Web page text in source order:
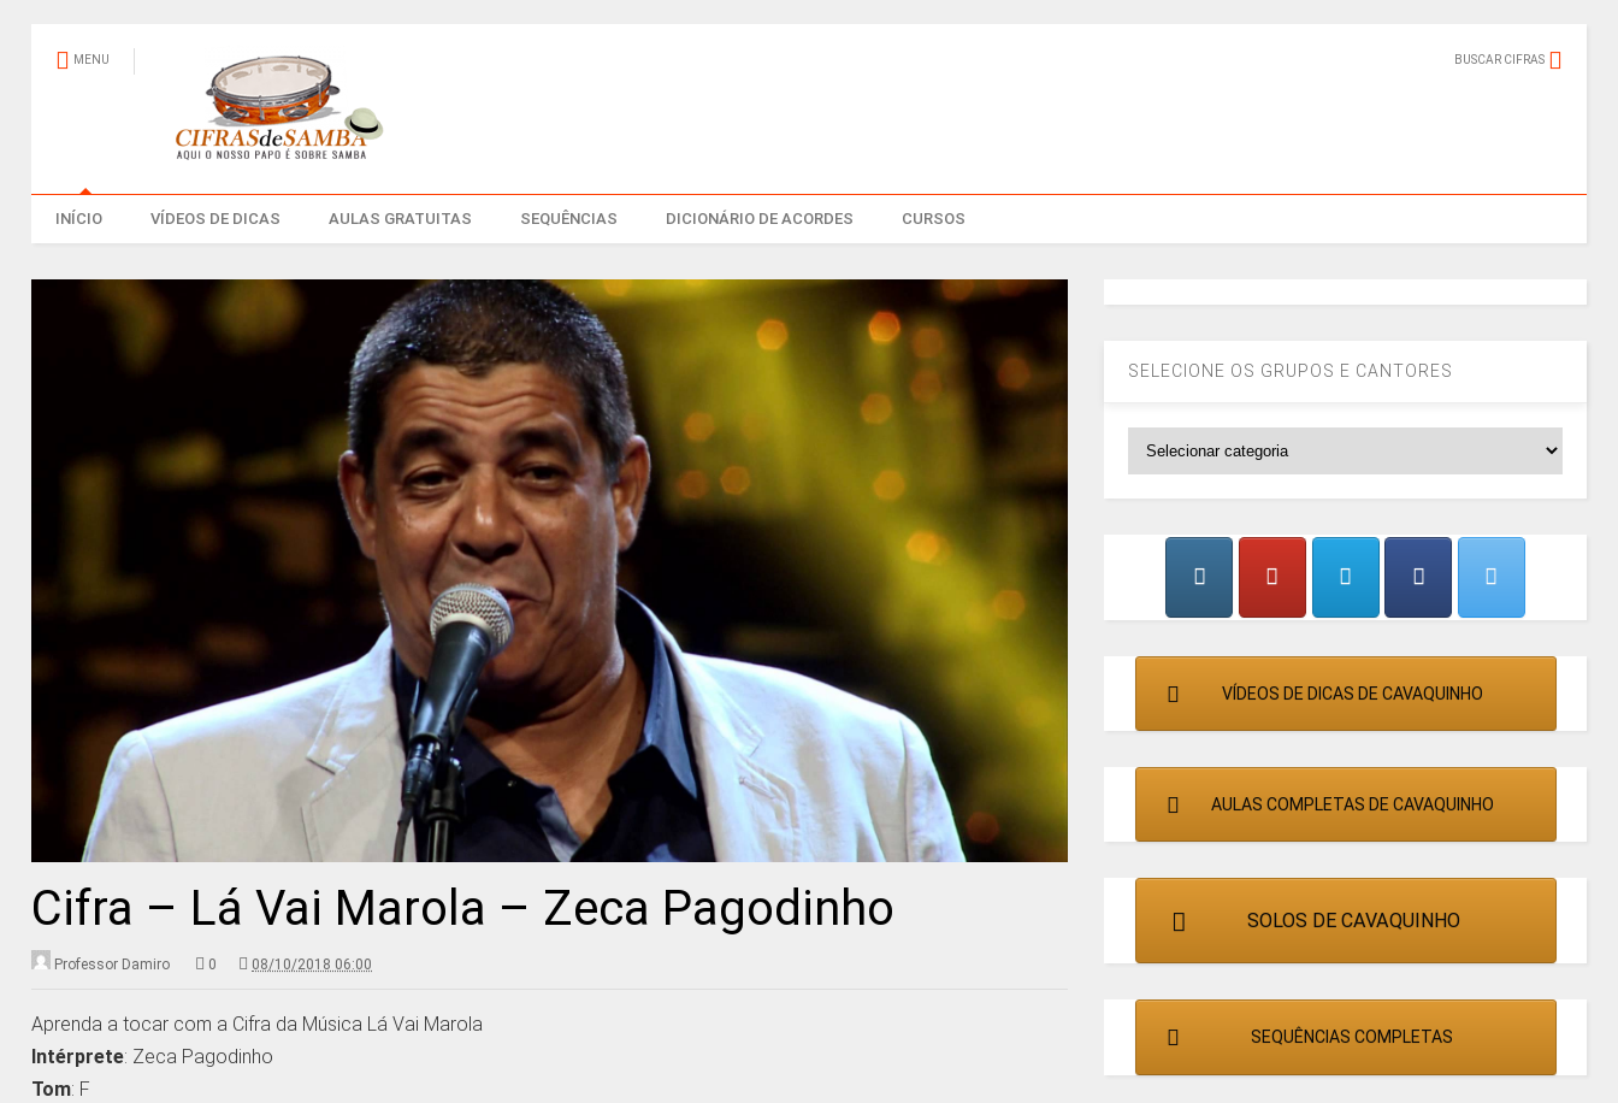
MENU BUSCAR CIFRAS
INÍCIO VÍDEOS DE DICAS AULAS GRATUITAS SEQUÊNCIAS DICIONÁRIO DE ACORDES CURSOS
Cifra – Lá Vai Marola – Zeca Pagodinho
Professor Damiro 0 08/10/2018 06:00
Aprenda a tocar com a Cifra da Música Lá Vai Marola
Intérprete: Zeca Pagodinho
Tom: F
SELECIONE OS GRUPOS E CANTORES
CANTORES
VÍDEOS DE DICAS DE CAVAQUINHO
AULAS COMPLETAS DE CAVAQUINHO
SOLOS DE CAVAQUINHO
SEQUÊNCIAS COMPLETAS